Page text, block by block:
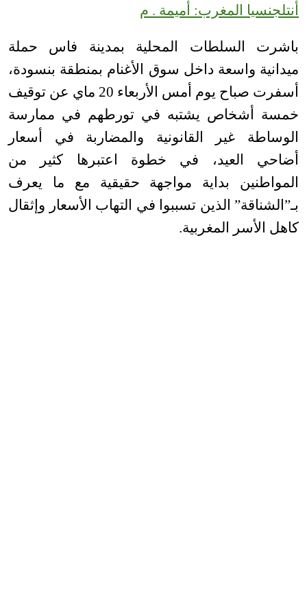
أنتلجنسيا المغرب: أميمة . م
باشرت السلطات المحلية بمدينة فاس حملة
ميدانية واسعة داخل سوق الأغنام بمنطقة بنسودة،
أسفرت صباح يوم أمس الأربعاء 20 ماي عن توقيف
خمسة أشخاص يشتبه في تورطهم في ممارسة
الوساطة غير القانونية والمضاربة في أسعار
أضاحي العيد، في خطوة اعتبرها كثير من
المواطنين بداية مواجهة حقيقية مع ما يعرف
بـ”الشناقة” الذين تسببوا في التهاب الأسعار وإثقال
كاهل الأسر المغربية.